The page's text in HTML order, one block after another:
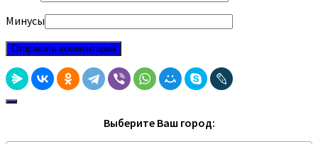
Минусы
Выберите Ваш город: